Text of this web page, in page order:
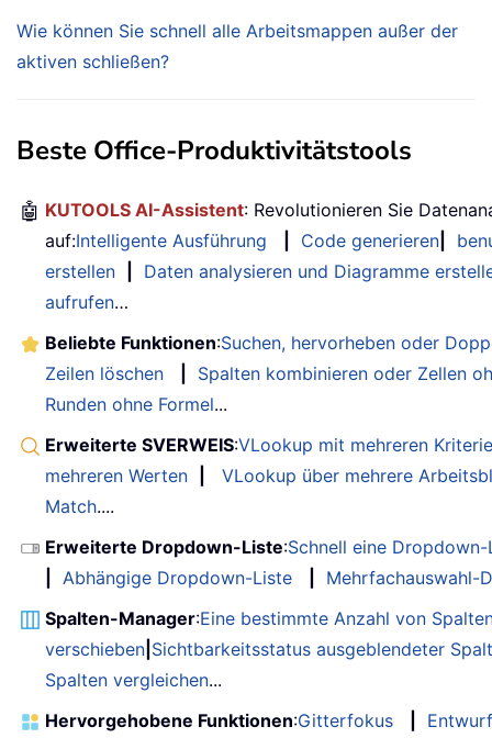
Wie können Sie schnell alle Arbeitsmappen außer der
aktiven schließen?
Beste Office-Produktivitätstools
🤖 KUTOOLS AI-Assistent: Revolutionieren Sie
auf:Intelligente Ausführung Code generieren
erstellen
Daten analysieren und Diagramme
aufrufen…
Beliebte Funktionen:Suchen, hervorheben oder
Zeilen löschen
Spalten kombinieren oder Zellen
Runden ohne Formel...
Erweiterte SVERWEIS:VLookup mit mehreren
mehreren Werten
VLookup über mehrere
Match....
Erweiterte Dropdown-Liste:Schnell eine
Abhängige Dropdown-Liste
Mehrfachauswahl-
Spalten-Manager:Eine bestimmte Anzahl von
verschieben Sichtbarkeitsstatus ausgeblendeter
Spalten vergleichen...
Hervorgehobene Funktionen:Gitterfokus
Entwurf